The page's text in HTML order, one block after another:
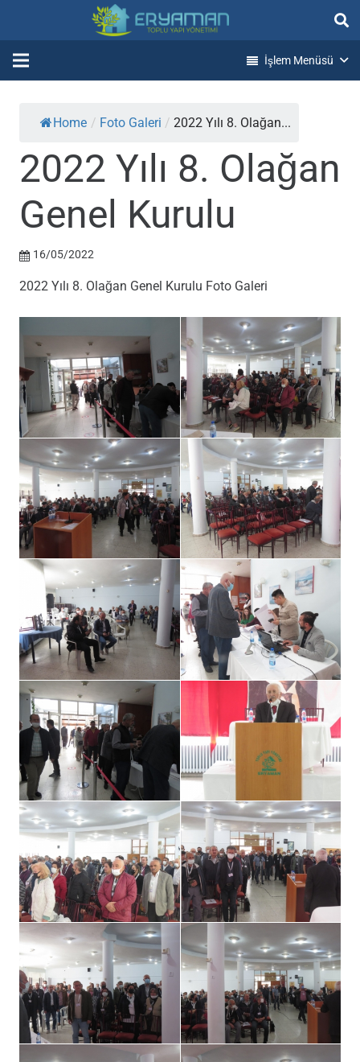
İşlem Menüsü
Home / Foto Galeri / 2022 Yılı 8. Olağan...
2022 Yılı 8. Olağan
Genel Kurulu
16/05/2022
2022 Yılı 8. Olağan Genel Kurulu Foto Galeri